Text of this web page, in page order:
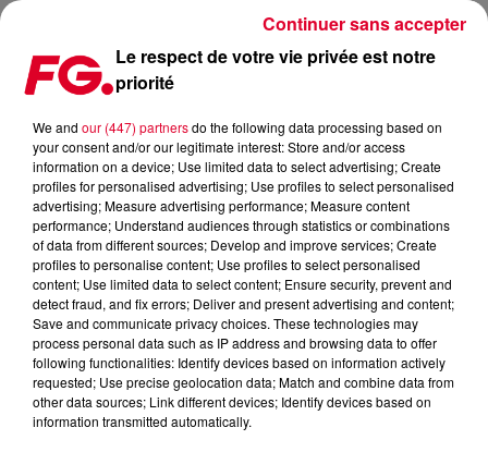
CARBONE, LE NOUVEAU CLUB QUI INTRIGUE...
Publié : 7 septembre 2022 à 18h04 par Jean-Baptiste
BLANDIN
Le respect de votre vie privée est notre
priorité
We and our (447) partnersdo the following data processing based on
your consent and/or our legitimate interest: Store and/or access
information on a device; Use limited data to select advertising; Create
profiles for personalised advertising; Use profiles to select personalised
advertising; Measure advertising performance; Measure content
performance; Understand audiences through statistics or combinations
of data from different sources; Develop and improve services; Create
profiles to personalise content; Use profiles to select personalised
content; Use limited data to select content; Ensure security, prevent and
detect fraud, and fix errors; Deliver and present advertising and content;
Save and communicate privacy choices. These technologies may
process personal data such as IP address and browsing data to offer
following functionalities: Identify devices based on information actively
requested; Use precise geolocation data; Match and combine data from
other data sources; Link different devices; Identify devices based on
information transmitted automatically.
Continuer sans accepter